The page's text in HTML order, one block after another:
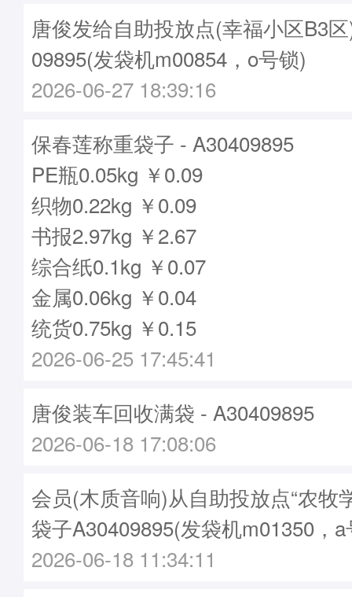
唐俊发给自助投放点(幸福小区B3
09895(发袋机m00854，o号锁)
2026-06-27 18:39:16
保春莲称重袋子 - A30409895
PE瓶0.05kg ￥0.09
织物0.22kg ￥0.09
书报2.97kg ￥2.67
综合纸0.1kg ￥0.07
金属0.06kg ￥0.04
统货0.75kg ￥0.15
2026-06-25 17:45:41
唐俊装车回收满袋 - A30409895
2026-06-18 17:08:06
会员(木质音响)从自助投放点“农牧
袋子A30409895(发袋机m01350，
2026-06-18 11:34:11